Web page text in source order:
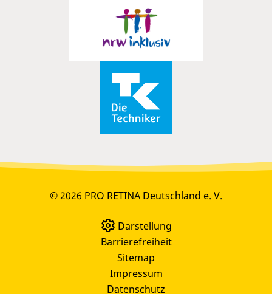
© 2026 PRO RETINA Deutschland e. V.
Darstellung
Barrierefreiheit
Sitemap
Impressum
Datenschutz